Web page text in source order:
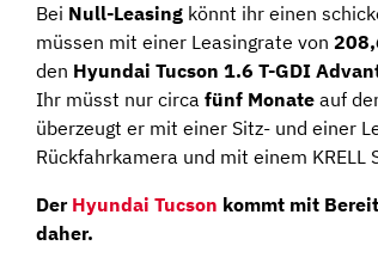
Bei Null-Leasing könnt ihr einen
müssen mit einer Leasingrate von
den Hyundai Tucson 1.6 T-GDI
Ihr müsst nur circa fünf Monate auf
überzeugt er mit einer Sitz- und einer
Rückfahrkamera und mit einem KRELL
Der Hyundai Tucson kommt mit
daher.